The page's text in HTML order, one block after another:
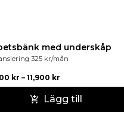
med underskåp
325 kr/mån
kr – 11,900 kr
Lägg till